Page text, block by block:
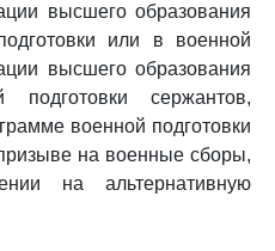
высшего образования
или в военной
высшего образования
сержантов,
военной подготовки
на военные сборы,
на альтернативную